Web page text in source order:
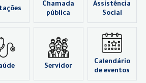
Chamada
pública
Assistência
Social
Servidor
Calendário
de eventos